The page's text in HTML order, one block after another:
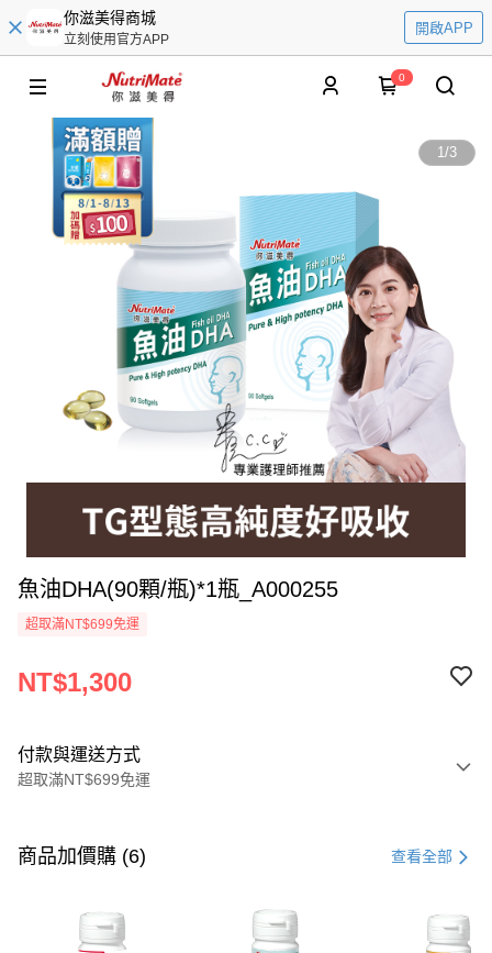
你滋美得商城
立刻使用官方APP
開啟APP
0
1/3
魚油DHA(90顆/瓶)*1瓶_A000255
超取滿NT$699免運
NT$1,300
付款與運送方式
超取滿NT$699免運
信用卡一次付款
商品加價購 (6) 查看全部